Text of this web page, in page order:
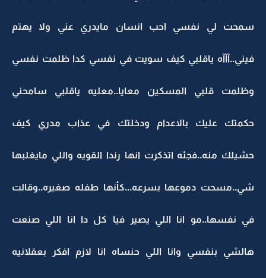
سمحت لي نفسي احب انسان مايدري عني ولا يهتم
فيني..آآآه ياقلبي كيف سويت في نفسي كدا ظلمت نفسي
وظلمت قلبي المسكين معايا..معليه ياقلبي سامحني
حكمتك عليك بالاعدام ودخلتك في عذاب مدري كيف
حشيلك منه..فجئه اتذكرت انها رندا القويه واللي مايغلبها
شي..مسحت دموعها بسرعه...كأنها طفله صغيره..وقالت
في نفسها..مو انا اللي يصير فيا كل دا انا اللي صنعت
هالشي بنفسي وانا اللي حنساه انا لازم افكر بعقلانيه